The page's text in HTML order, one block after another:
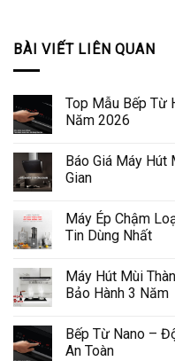
BÀI VIẾT LIÊN QUAN
Top Mẫu Bếp Từ
Năm 2026
Báo Giá Máy Hút
Gian
Máy Ép Chậm
Tin Dùng Nhất
Máy Hút Mùi
Bảo Hành 3 Năm
Bếp Từ Nano –
An Toàn